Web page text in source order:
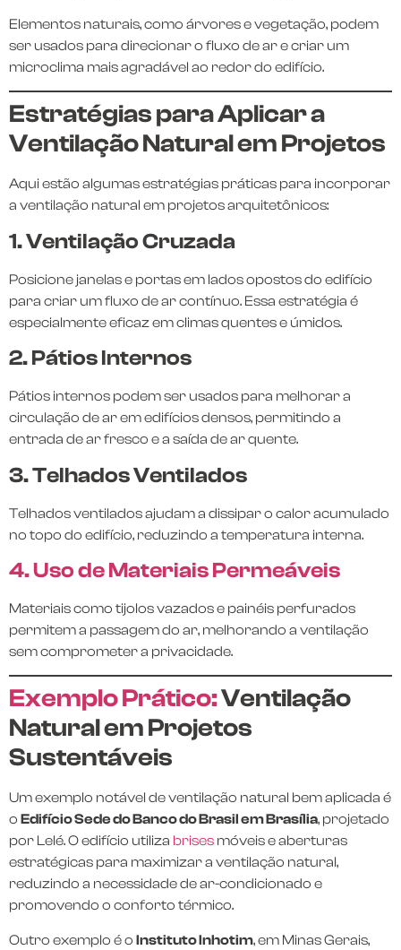
Elementos naturais, como árvores e vegetação, podem
ser usados para direcionar o fluxo de ar e criar um
microclima mais agradável ao redor do edifício.
Estratégias para Aplicar a
Ventilação Natural em Projetos
Aqui estão algumas estratégias práticas para incorporar
a ventilação natural em projetos arquitetônicos:
1. Ventilação Cruzada
Posicione janelas e portas em lados opostos do edifício
para criar um fluxo de ar contínuo. Essa estratégia é
especialmente eficaz em climas quentes e úmidos.
2. Pátios Internos
Pátios internos podem ser usados para melhorar a
circulação de ar em edifícios densos, permitindo a
entrada de ar fresco e a saída de ar quente.
3. Telhados Ventilados
Telhados ventilados ajudam a dissipar o calor acumulado
no topo do edifício, reduzindo a temperatura interna.
4. Uso de Materiais Permeáveis
Materiais como tijolos vazados e painéis perfurados
permitem a passagem do ar, melhorando a ventilação
sem comprometer a privacidade.
Exemplo Prático:Ventilação
Natural em Projetos
Sustentáveis
Um exemplo notável de ventilação natural bem aplicada é
o Edifício Sede do Banco do Brasil em Brasília, projetado
por Lelé. O edifício utiliza brises móveis e aberturas
estratégicas para maximizar a ventilação natural,
reduzindo a necessidade de ar-condicionado e
promovendo o conforto térmico.
Outro exemplo é o Instituto Inhotim, em Minas Gerais,